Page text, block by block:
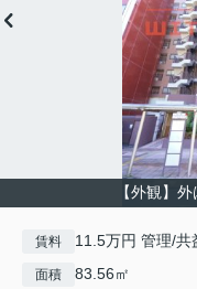
【外観】
賃料 11.5万円 管理/共
面積 83.56㎡